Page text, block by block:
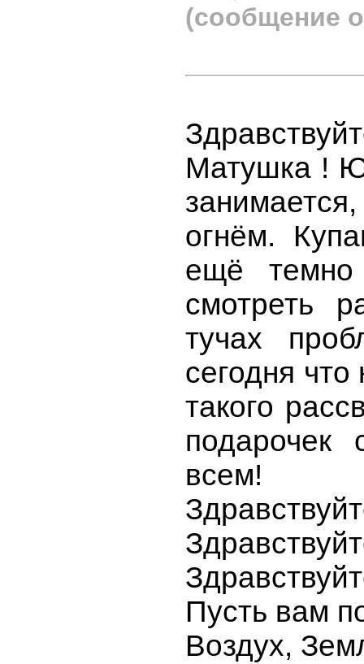
(сообщение
Матушка !
огнём.
ещё
смотреть
тучах
сегодня
такого
всем!
Пусть вам
Воздух,